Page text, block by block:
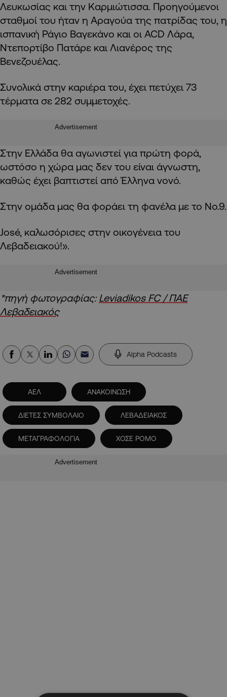
Λευκωσίας και την Καρμιώτισσα. Προηγούμενοι
σταθμοί του ήταν η Αραγούα της πατρίδας του, η
ισπανική Ράγιο Βαγεκάνο και οι ACD Λάρα,
Ντεπορτίβο Πατάρε και Λιανέρος της
Βενεζουέλας.
Συνολικά στην καριέρα του, έχει πετύχει 73
τέρματα σε 282 συμμετοχές.
Advertisement
Στην Ελλάδα θα αγωνιστεί για πρώτη φορά,
ωστόσο η χώρα μας δεν του είναι άγνωστη,
καθώς έχει βαπτιστεί από Έλληνα νονό.
Στην ομάδα μας θα φοράει τη φανέλα με το Νο.9.
José, καλωσόρισες στην οικογένεια του
Λεβαδειακού!».
Advertisement
*πηγή φωτογραφίας:Leviadikos FC / ΠΑΕ
Λεβαδειακός
Alpha Podcasts
ΑΕΛ ΑΝΑΚΟΙΝΩΣΗ
ΔΙΕΤΕΣ ΣΥΜΒΟΛΑΙΟ ΛΕΒΑΔΕΙΑΚΟΣ
ΜΕΤΑΓΡΑΦΟΛΟΓΙΑ ΧΟΣΕ ΡΟΜΟ
Advertisement